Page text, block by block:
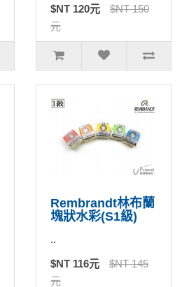
$NT 120元
$NT 150
元
Rembrandt林布蘭
塊狀水彩(S1級)
..
$NT 116元
$NT 145
元